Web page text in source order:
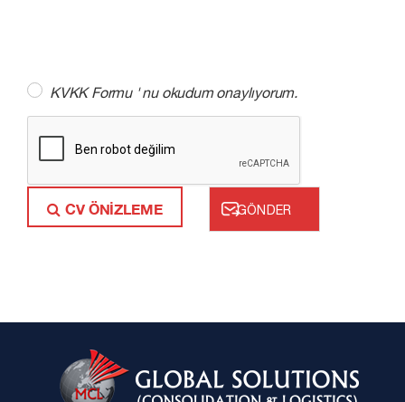
KVKK Formu' nu okudum onaylıyorum.
CV ÖNİZLEME